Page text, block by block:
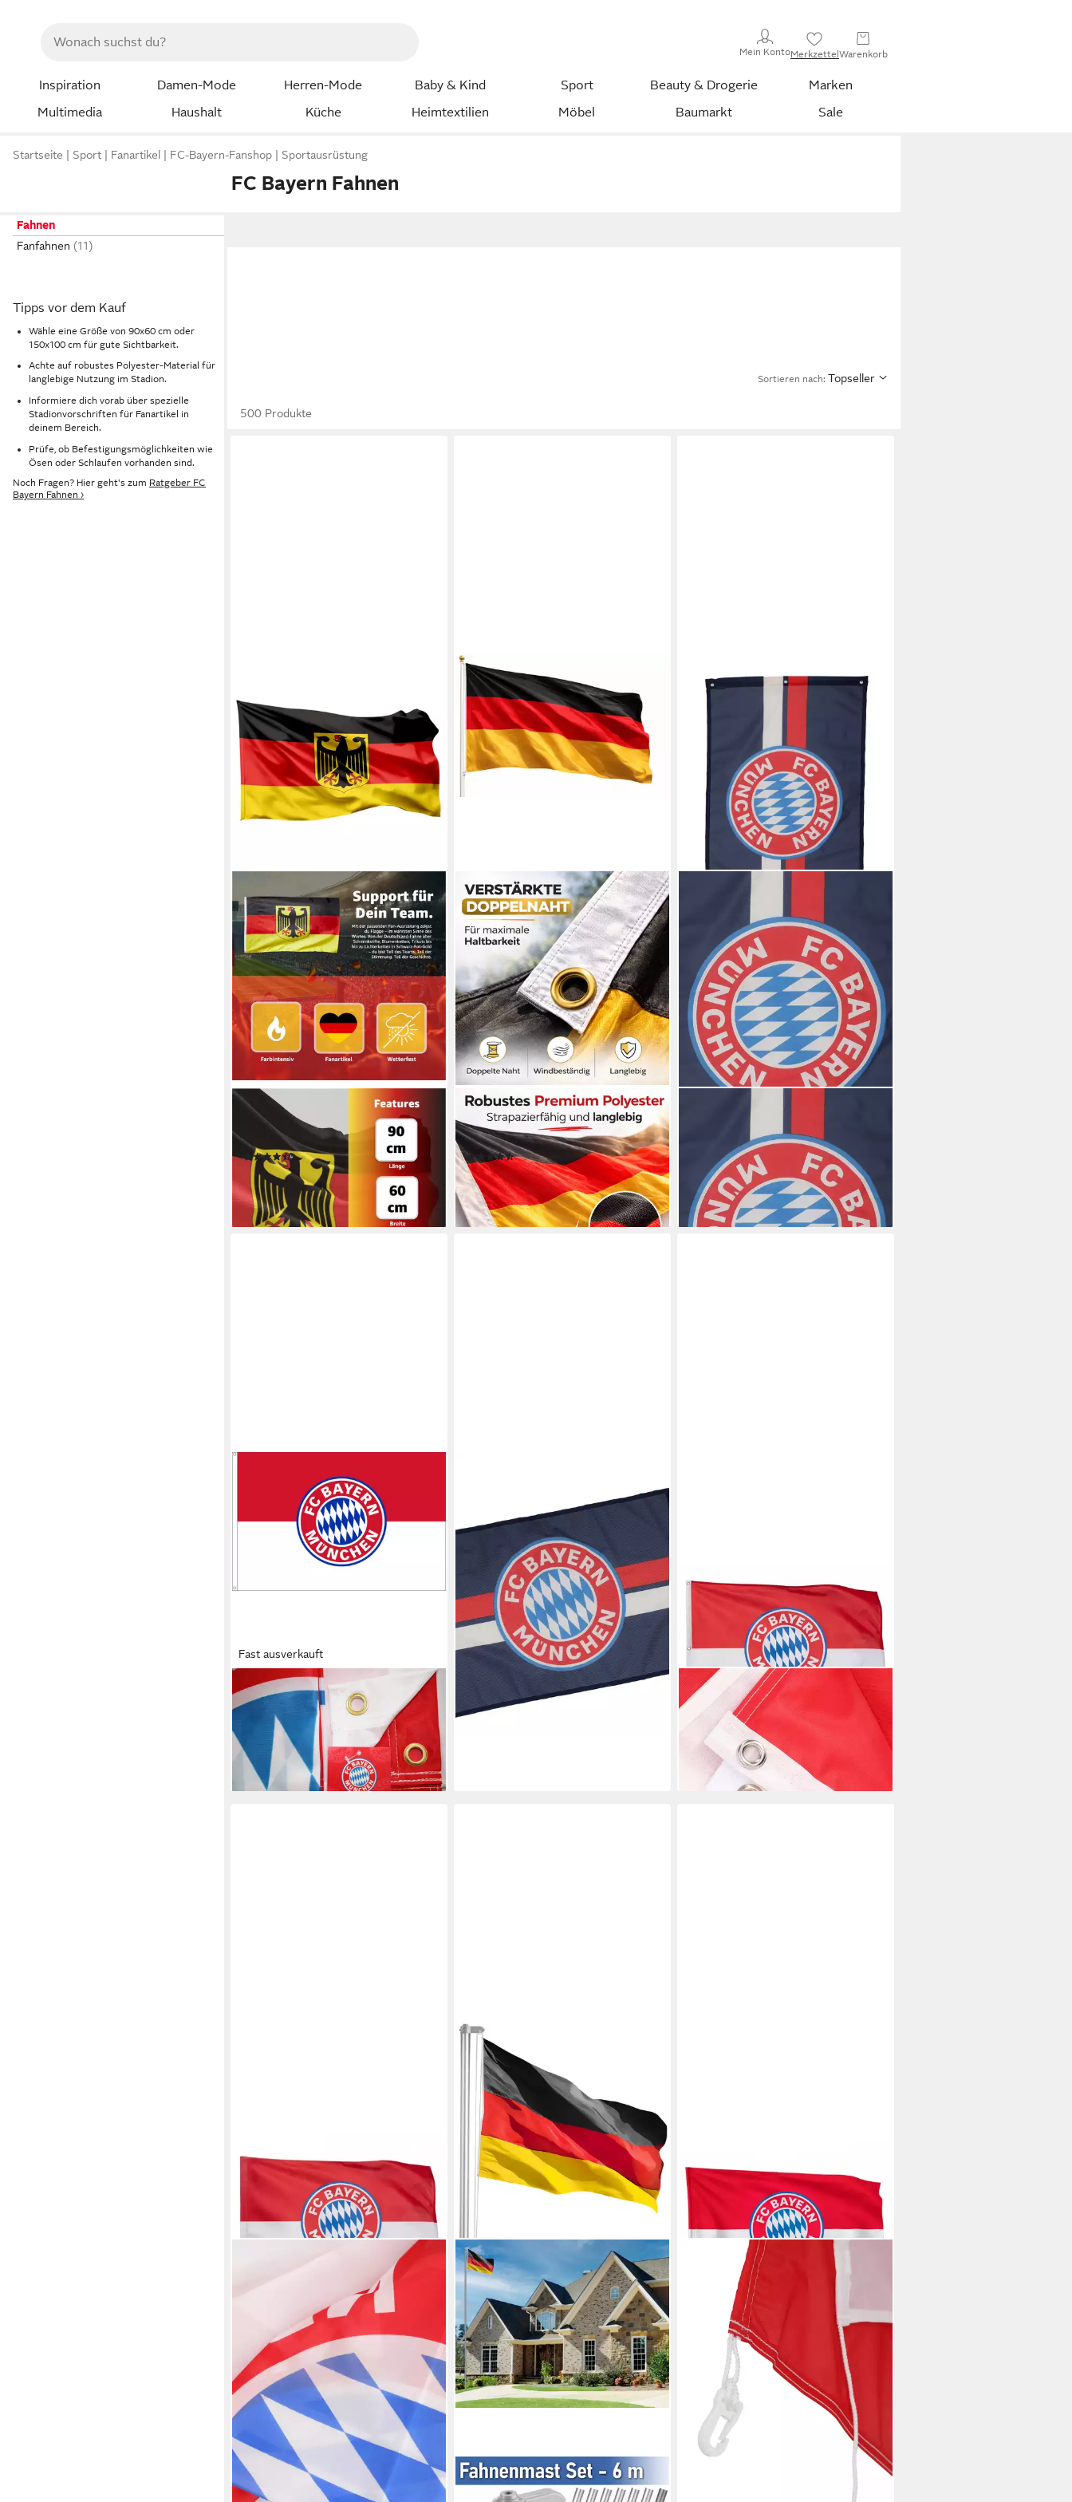
Mein KontoMerkzettelWarenkorb
Inspiration Damen-Mode Herren-Mode Baby & Kind Sport Beauty & Drogerie
Marken
Multimedia
Haushalt Küche Heimtextilien Möbel Baumarkt Sale
Startseite Sport Fanartikel FC-Bayern-Fanshop Sportausrüstung
FC Bayern Fahnen
Fahnen
Fanfahnen
Tipps vor dem Kauf
Wähle eine Größe von 90x60 cm oder
150x100 cm für gute Sichtbarkeit.
Achte auf robustes Polyester-Material für
langlebige Nutzung im Stadion.
Informiere dich vorab über spezielle
Stadionvorschriften für Fanartikel in
deinem Bereich.
Prüfe, ob Befestigungsmöglichkeiten wie
Ösen oder Schlaufen vorhanden sind.
Noch Fragen? Hier geht's zum Ratgeber FC
Bayern Fahnen ›
Sortieren nach: Topseller
500 Produkte
DEKOTALENT®
Fahne Deutschland Flagge - EM
2024 Fahne - Fanartikel - ADLER
(7)
5,49 €
lieferbar - in 4-5 Werktagen bei dir
DEKOTALENT®
Fahne Deutschland Flagge - WM
2026 Fahne - Fanartikel Fahne
(11)
ab 4,99 € UVP9,99 €
-50%
lieferbar - in 4-5 Werktagen bei dir
FC BAYERN MÜNCHEN
Fahne FC Bayern München I
Hissfahne Navy 180 x 120 cm mit
Ösen I Navy
ab 24,95 €
lieferbar - in 3-4 Werktagen bei dir
Fast ausverkauft
FC BAYERN MÜNCHEN
Fahne FC Bayern Hissflagge mit
Ösen 90 x 60 cm
14,93 €
lieferbar - in 4-5 Werktagen bei dir
mit Stock 60 x 40 cm, Navy
ab 10,01 €
lieferbar - in 3-4 Werktagen bei dir
FC BAYERN MÜNCHEN
Fahne FC Bayern München I
Hissfahne Logo 180x120 cm I
Rot/Weiß
ab 25,00 €
lieferbar - in 3-4 Werktagen bei dir
Fahne FC Bayern München I Fahne
Logo 150x100 cm I Rot/Weiß
lieferbar - in 3-4 Werktagen bei dir
BRUBAKER
Fahnenmast Aluminium Flaggenmast
FC BAYERN MÜNCHEN
Fahne FC Bayern München I
Hissfahne Logo 250x150 cm I
Rot/Weiß
40,00 €
lieferbar - in 3-4 Werktagen bei dir